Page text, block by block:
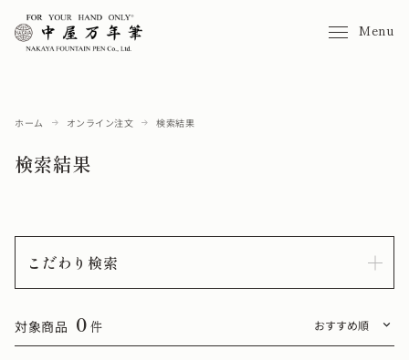
Menu
ホーム オンライン注文 検索結果
検索結果
こだわり検索
対象商品 0 件